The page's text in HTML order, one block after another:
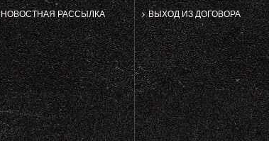
НОВОСТНАЯ РАССЫЛКА
ВЫХОД ИЗ ДОГОВОРА